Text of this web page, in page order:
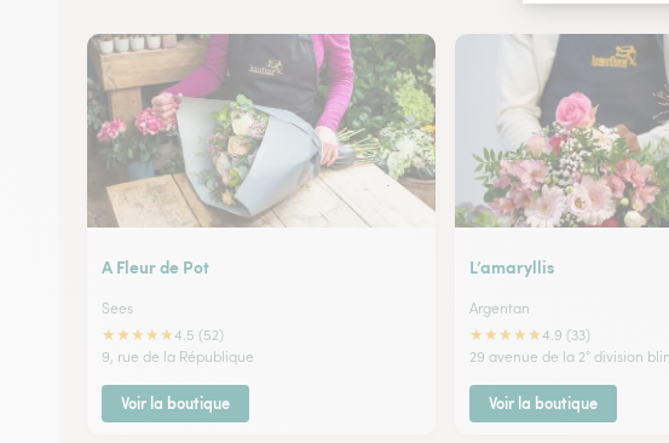
A Fleur de Pot
Sees
★★★★★4.5 (52)
9, rue de la République
Voir la boutique
L’amaryllis
Argentan
★★★★★4.9 (33)
29 avenue de la 2° division
Voir la boutique